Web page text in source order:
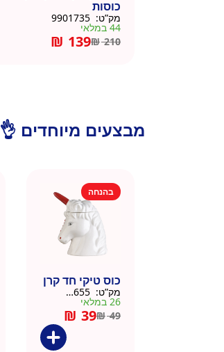
כוסות
מק”ט:
44 במלאי
₪210
₪ 139
מבצעים מיוחדים 👌
בהנחה
כוס טיקי חד קרן
מק”ט:
26 במלאי
₪49
₪ 39